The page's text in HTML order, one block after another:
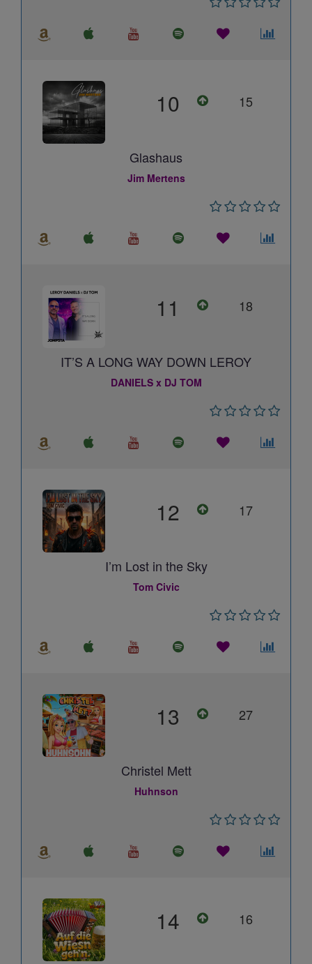
10 15
Glashaus
Jim Mertens
11 18
IT’S A LONG WAY DOWN LEROY
DANIELS x DJ TOM
12 17
I’m Lost in the Sky
Tom Civic
13 27
Christel Mett
Huhnson
14 16